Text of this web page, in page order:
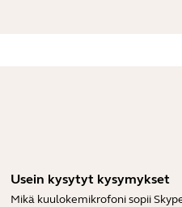
Usein kysytyt kysymykset
Mikä kuulokemikrofoni sopii